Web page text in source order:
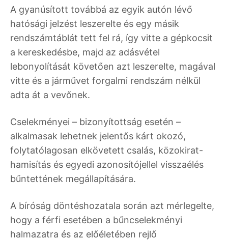
A gyanúsított továbbá az egyik autón lévő
hatósági jelzést leszerelte és egy másik
rendszámtáblát tett fel rá, így vitte a gépkocsit
a kereskedésbe, majd az adásvétel
lebonyolítását követően azt leszerelte, magával
vitte és a járművet forgalmi rendszám nélkül
adta át a vevőnek.
Cselekményei – bizonyítottság esetén –
alkalmasak lehetnek jelentős kárt okozó,
folytatólagosan elkövetett csalás, közokirat-
hamisítás és egyedi azonosítójellel visszaélés
bűntettének megállapítására.
A bíróság döntéshozatala során azt mérlegelte,
hogy a férfi esetében a bűncselekményi
halmazatra és az előéletében rejlő